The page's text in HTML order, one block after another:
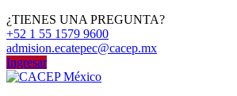
¿TIENES UNA PREGUNTA?
+52 1 55 1579 9600
admision.ecatepec@cacep.mx
Ingresar